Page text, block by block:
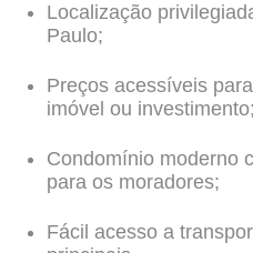
Localização
Paulo;
Preços acessíveis
imóvel ou investimento;
Condomínio moderno
para os moradores;
Fácil acesso a